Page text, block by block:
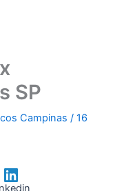
SP
Campinas/16